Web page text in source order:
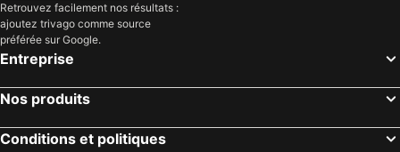
Retrouvez facilement nos résultats :
ajoutez trivago comme source
préférée sur Google.
Entreprise
Nos produits
Conditions et politiques